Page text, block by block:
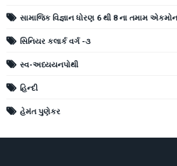
સામાજિક વિજ્ઞાન ધોરણ 6 થી 8 ના તમામ
સિનિયર કલાર્ક વર્ગ -૩
સ્વ-અધ્યયનપોથી
હિન્દી
હેમંત પુણેકર